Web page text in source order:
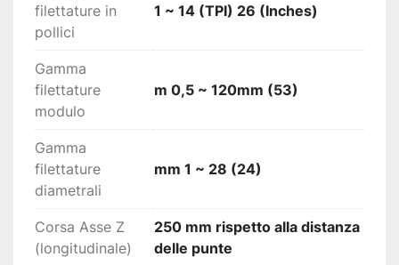
filettature in
pollici
1 ~ 14 (TPI) 26 (Inches)
Gamma
filettature
modulo
m 0,5 ~ 120mm (53)
Gamma
filettature
diametrali
mm 1 ~ 28 (24)
Corsa Asse Z
(longitudinale)
250 mm rispetto alla distanza
delle punte